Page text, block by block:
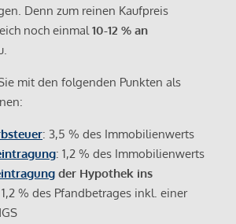
Denn zum reinen Kaufpreis
noch einmal10-12 % an
mit den folgenden Punkten als
: 3,5 % des Immobilienwerts
: 1,2 % des Immobilienwerts
der Hypothek ins
1,2 % des Pfandbetrages inkl. einer